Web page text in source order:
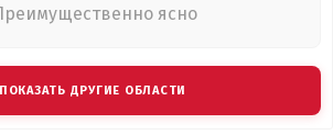
ясно
ПОКАЗАТЬ ДРУГИЕ ОБЛАСТИ